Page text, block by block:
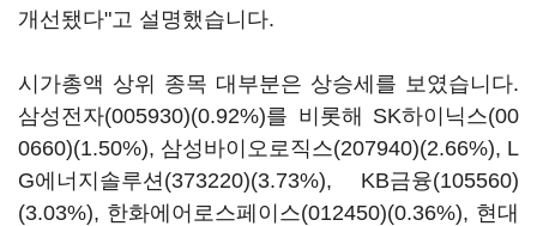
개선됐다"고 설명했습니다.
시가총액 상위 종목 대부분은 상승세를 보였습니다.
삼성전자(005930)(0.92%)를 비롯해 SK하이닉스(00
0660)(1.50%), 삼성바이오로직스(207940)(2.66%), L
G에너지솔루션(373220)(3.73%), KB금융(105560)
(3.03%), 한화에어로스페이스(012450)(0.36%), 현대